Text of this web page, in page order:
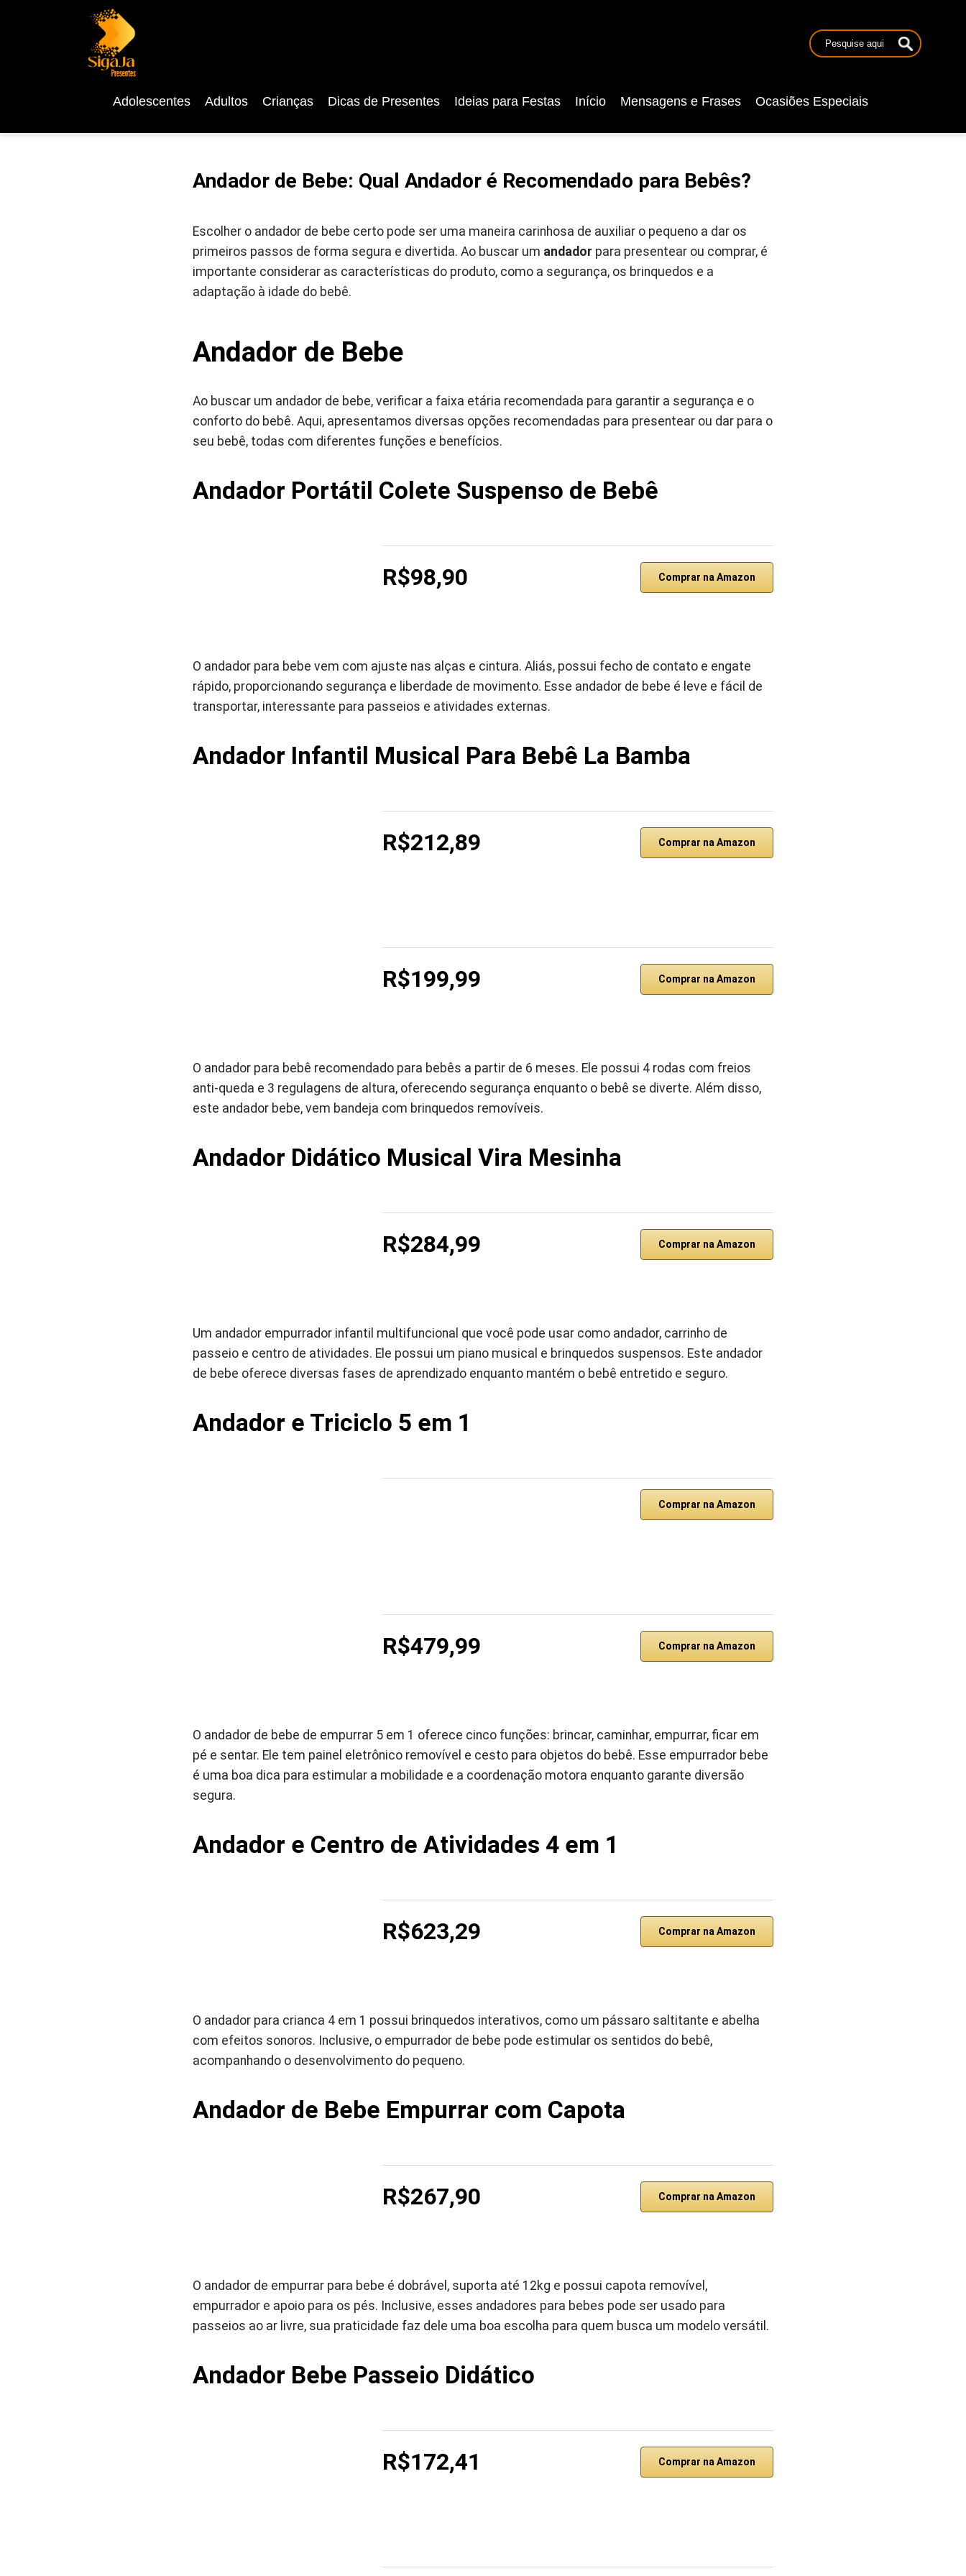
Adolescentes Adultos Crianças Dicas de Presentes Ideias para Festas Início Mensagens e Frases Ocasiões Especiais
Andador de Bebe: Qual Andador é Recomendado para Bebês?
Escolher o andador de bebe certo pode ser uma maneira carinhosa de auxiliar o pequeno a dar os
primeiros passos de forma segura e divertida. Ao buscar um andador para presentear ou comprar, é
importante considerar as características do produto, como a segurança, os brinquedos e a
adaptação à idade do bebê.
Andador de Bebe
Ao buscar um andador de bebe, verificar a faixa etária recomendada para garantir a segurança e o
conforto do bebê. Aqui, apresentamos diversas opções recomendadas para presentear ou dar para o
seu bebê, todas com diferentes funções e benefícios.
Andador Portátil Colete Suspenso de Bebê
R$98,90 Comprar na Amazon
O andador para bebe vem com ajuste nas alças e cintura. Aliás, possui fecho de contato e engate
rápido, proporcionando segurança e liberdade de movimento. Esse andador de bebe é leve e fácil de
transportar, interessante para passeios e atividades externas.
Andador Infantil Musical Para Bebê La Bamba
R$212,89 Comprar na Amazon
R$199,99 Comprar na Amazon
O andador para bebê recomendado para bebês a partir de 6 meses. Ele possui 4 rodas com freios
anti-queda e 3 regulagens de altura, oferecendo segurança enquanto o bebê se diverte. Além disso,
este andador bebe, vem bandeja com brinquedos removíveis.
Andador Didático Musical Vira Mesinha
R$284,99 Comprar na Amazon
Um andador empurrador infantil multifuncional que você pode usar como andador, carrinho de
passeio e centro de atividades. Ele possui um piano musical e brinquedos suspensos. Este andador
de bebe oferece diversas fases de aprendizado enquanto mantém o bebê entretido e seguro.
Andador e Triciclo 5 em 1
Comprar na Amazon
R$479,99 Comprar na Amazon
O andador de bebe de empurrar 5 em 1 oferece cinco funções: brincar, caminhar, empurrar, ficar em
pé e sentar. Ele tem painel eletrônico removível e cesto para objetos do bebê. Esse empurrador bebe
é uma boa dica para estimular a mobilidade e a coordenação motora enquanto garante diversão
segura.
Andador e Centro de Atividades 4 em 1
R$623,29 Comprar na Amazon
O andador para crianca 4 em 1 possui brinquedos interativos, como um pássaro saltitante e abelha
com efeitos sonoros. Inclusive, o empurrador de bebe pode estimular os sentidos do bebê,
acompanhando o desenvolvimento do pequeno.
Andador de Bebe Empurrar com Capota
R$267,90 Comprar na Amazon
O andador de empurrar para bebe é dobrável, suporta até 12kg e possui capota removível,
empurrador e apoio para os pés. Inclusive, esses andadores para bebes pode ser usado para
passeios ao ar livre, sua praticidade faz dele uma boa escolha para quem busca um modelo versátil.
Andador Bebe Passeio Didático
R$172,41 Comprar na Amazon